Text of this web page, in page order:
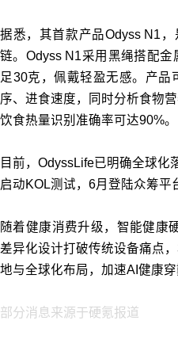
据悉，其首款产品Odyss N1
链。Odyss N1采用黑绳搭配
足30克，佩戴轻盈无感。产品
序、进食速度，同时分析食物
饮食热量识别准确率可达90%。
目前，OdyssLife已明确全球化
启动KOL测试，6月登陆众筹平
随着健康消费升级，智能健康
差异化设计打破传统设备痛点
地与全球化布局，加速AI健康穿
部分消息来源于硬氪报道